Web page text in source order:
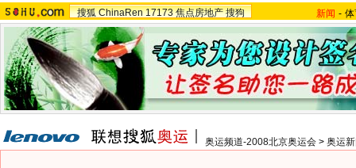
搜狐 ChinaRen 17173 焦点房地产 搜狗 新闻 -
奥运频道-2008北京奥运会 > 奥运